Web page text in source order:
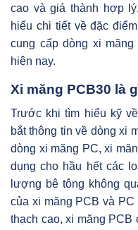
cao và giá thành hợp
hiểu chi tiết về đặc
cung cấp dòng xi
hiện nay.
Xi măng PCB30 là
Trước khi tìm hiểu kỹ
bắt thông tin về dòng xi
dòng xi măng PC, xi
dụng cho hầu hết các
lượng bê tông không
của xi măng PCB và
thạch cao, xi măng PCB